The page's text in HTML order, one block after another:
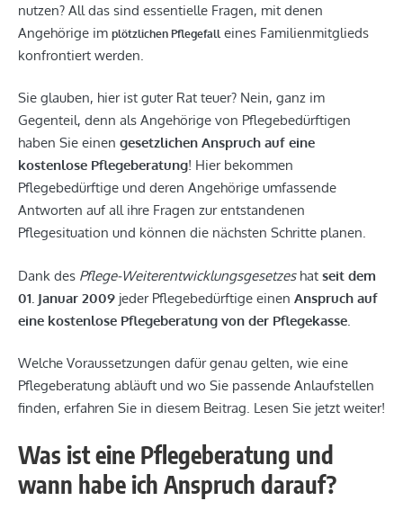
nutzen? All das sind essentielle Fragen, mit denen
Angehörige im plötzlichen Pflegefall eines Familienmitglieds
konfrontiert werden.
Sie glauben, hier ist guter Rat teuer? Nein, ganz im
Gegenteil, denn als Angehörige von Pflegebedürftigen
haben Sie einen gesetzlichen Anspruch auf eine
kostenlose Pflegeberatung! Hier bekommen
Pflegebedürftige und deren Angehörige umfassende
Antworten auf all ihre Fragen zur entstandenen
Pflegesituation und können die nächsten Schritte planen.
Dank des Pflege-Weiterentwicklungsgesetzeshat seit dem
01. Januar 2009 jeder Pflegebedürftige einen Anspruch auf
eine kostenlose Pflegeberatung von der Pflegekasse
Welche Voraussetzungen dafür genau gelten, wie eine
Pflegeberatung abläuft und wo Sie passende Anlaufstellen
finden, erfahren Sie in diesem Beitrag. Lesen Sie jetzt weiter!
Was ist eine Pflegeberatung und
wann habe ich Anspruch darauf?